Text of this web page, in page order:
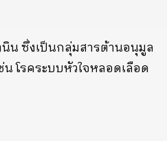
น ซึ่งเป็นกลุ่มสารต้านอนุมูล
โรคระบบหัวใจหลอดเลือด